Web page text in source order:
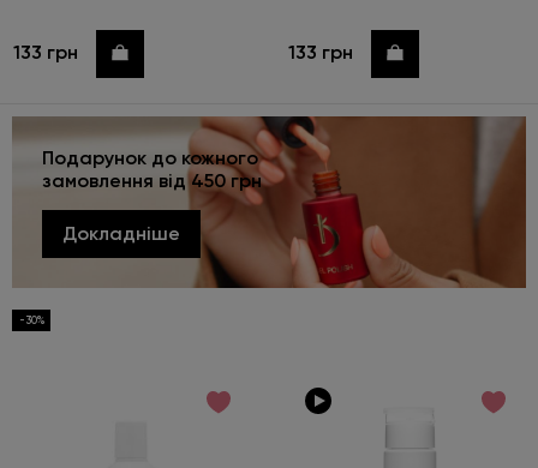
133 грн Купити 133 грн Купити
Подарунок до кожного
замовлення від 450 грн
Докладніше
-30%